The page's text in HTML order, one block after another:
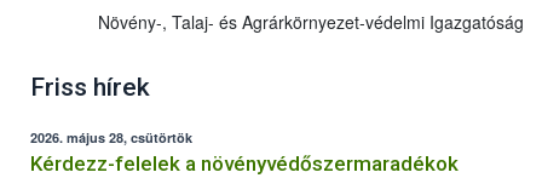
Növény-, Talaj- és Agrárkörnyezet-védelmi Igazgatóság
Friss hírek
2026. május 28, csütörtök
Kérdezz-felelek a növényvédőszermaradékok